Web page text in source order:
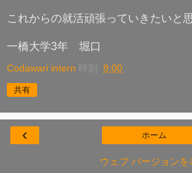
これからの就活頑張っていきたいと思
一橋大学3年 堀口
Codawari intern 時刻: 8:00
共有
‹ ホーム
ウェブ バージョンを